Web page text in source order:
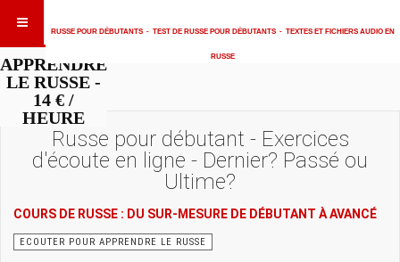
RUSSE POUR DÉBUTANTS - TEST DE RUSSE POUR DÉBUTANTS - TEXTES ET FICHIERS AUDIO EN
RUSSE
APPRENDRE
LE RUSSE -
14 € /
HEURE
Russe pour débutant - Exercices
d'écoute en ligne - Dernier? Passé ou
Ultime?
COURS DE RUSSE : DU SUR-MESURE DE DÉBUTANT À AVANCÉ
ECOUTER POUR APPRENDRE LE RUSSE